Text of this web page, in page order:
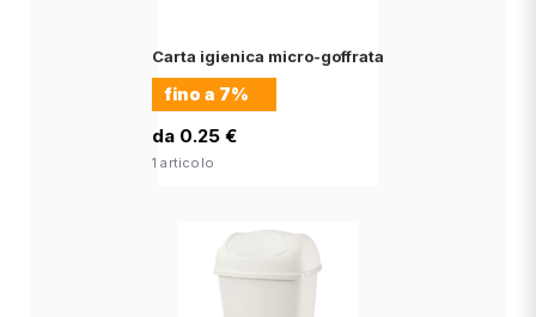
Carta igienica micro-goffrata
fino a 7%
da 0.25 €
1 articolo